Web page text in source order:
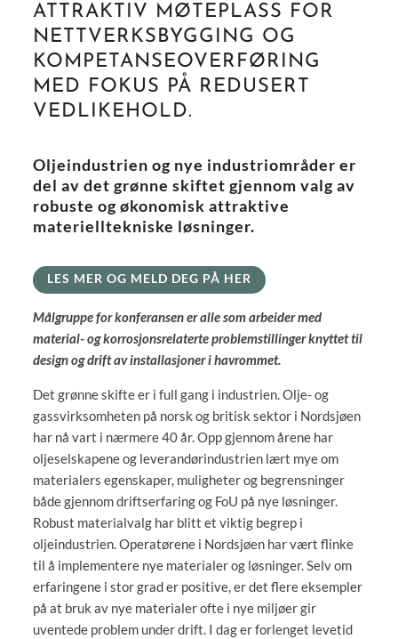
ATTRAKTIV MØTEPLASS FOR
NETTVERKSBYGGING OG
KOMPETANSEOVERFØRING
MED FOKUS PÅ REDUSERT
VEDLIKEHOLD.
Oljeindustrien og nye industriområder er
del av det grønne skiftet gjennom valg av
robuste og økonomisk attraktive
materielltekniske løsninger.
LES MER OG MELD DEG PÅ HER
Målgruppe for konferansen er alle som arbeider med
material- og korrosjonsrelaterte problemstillinger knyttet til
design og drift av installasjoner i havrommet.
Det grønne skifte er i full gang i industrien. Olje- og
gassvirksomheten på norsk og britisk sektor i Nordsjøen
har nå vart i nærmere 40 år. Opp gjennom årene har
oljeselskapene og leverandørindustrien lært mye om
materialers egenskaper, muligheter og begrensninger
både gjennom driftserfaring og FoU på nye løsninger.
Robust materialvalg har blitt et viktig begrep i
oljeindustrien. Operatørene i Nordsjøen har vært flinke
til å implementere nye materialer og løsninger. Selv om
erfaringene i stor grad er positive, er det flere eksempler
på at bruk av nye materialer ofte i nye miljøer gir
uventede problem under drift. I dag er forlenget levetid